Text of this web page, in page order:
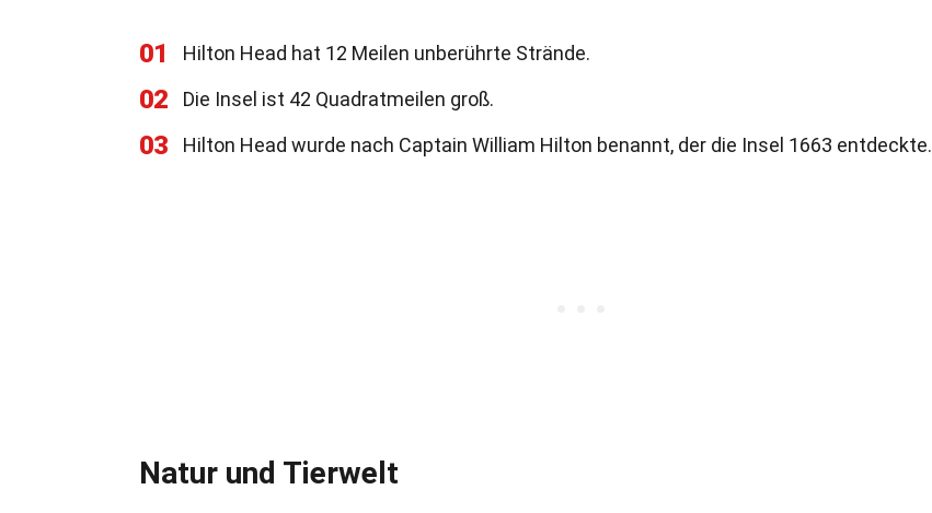
01 Hilton Head hat 12 Meilen unberührte Strände.
02 Die Insel ist 42 Quadratmeilen groß.
03 Hilton Head wurde nach Captain William Hilton benannt, der die Insel 1663 entdeckte.
Natur und Tierwelt